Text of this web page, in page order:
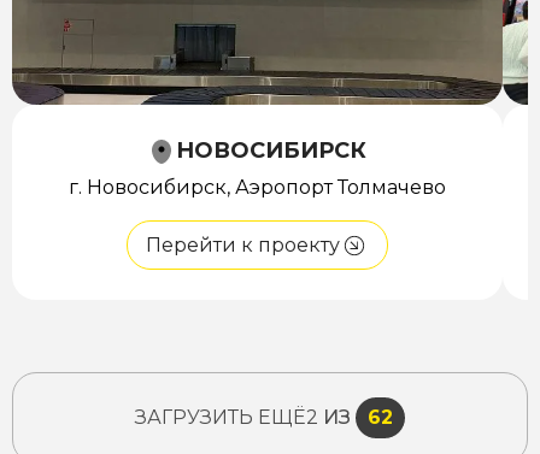
НОВОСИБИРСК
г. Новосибирск, Аэропорт Толмачево
Перейти к проекту
ЗАГРУЗИТЬ ЕЩЁ2 ИЗ 62